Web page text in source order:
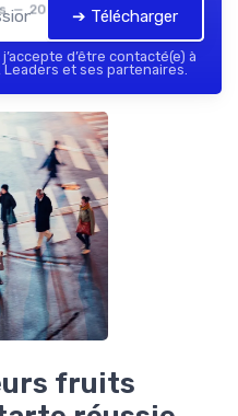
— 2026 ➔ Télécharger
d’être contacté(e) à
Leaders et ses partenaires.
fruits